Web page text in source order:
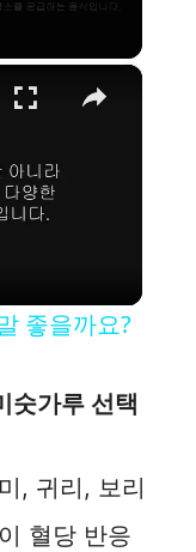
×
좋을까요?
숫가루 선택
, 귀리, 보리
혈당 반응